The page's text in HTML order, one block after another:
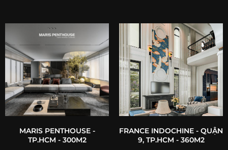
MARIS PENTHOUSE -
TP.HCM - 300M2
FRANCE INDOCHINE - QUẬN
9, TP.HCM - 360M2